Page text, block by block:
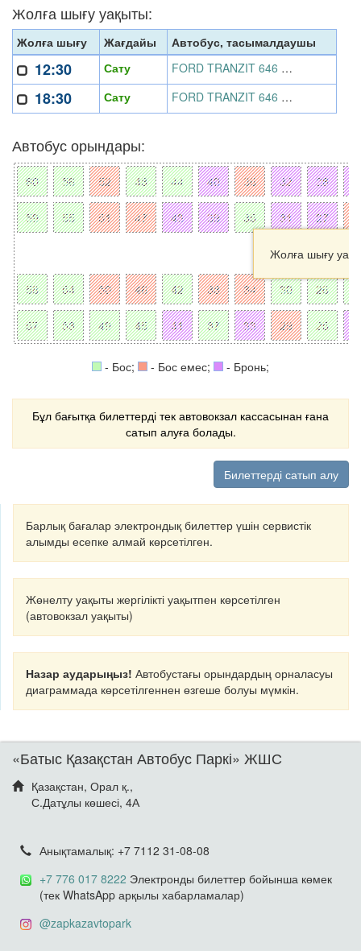
Жолға шығу уақыты:
Жолға шығу Жағдайы Автобус, тасымалдаушы
12:30 Сату FORD TRANZIT 646 AEI 07, «АвтоТранс» ЖК
18:30 Сату FORD TRANZIT 646 AEI 07, «АвтоТранс» ЖК
Автобус орындары:
Жолға шығу
- Бос; - Бос емес; - Бронь;
Бұл бағытқа билеттерді тек автовокзал кассасынан ғана
сатып алуға болады.
Билеттерді сатып алу
Барлық бағалар электрондық билеттер үшін сервистік
алымды есепке алмай көрсетілген.
Жөнелту уақыты жергілікті уақытпен көрсетілген
(автовокзал уақыты)
Назар аударыңыз! Автобустағы орындардың орналасуы
диаграммада көрсетілгеннен өзгеше болуы мүмкін.
«Батыс Қазақстан Автобус Паркі» ЖШС
Қазақстан, Орал қ.,
С.Датұлы көшесі, 4А
Анықтамалық: +7 7112 31-08-08
+7 776 017 8222 Электронды билеттер бойынша көмек
(тек WhatsApp арқылы хабарламалар)
@zapkazavtopark